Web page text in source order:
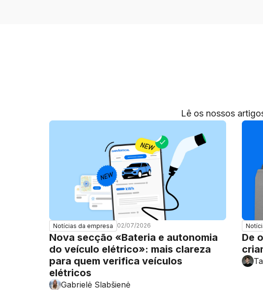
Lê os nossos
Notícias da empresa 02/07/2026
Nova secção «Bateria e autonomia
do veículo elétrico»: mais clareza
para quem verifica veículos
elétricos
Gabrielė Slabšienė
De